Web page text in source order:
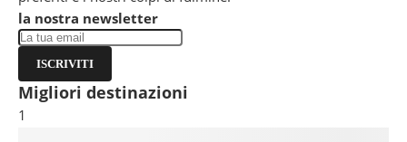
la nostra newsletter
ISCRIVITI
Migliori destinazioni
1